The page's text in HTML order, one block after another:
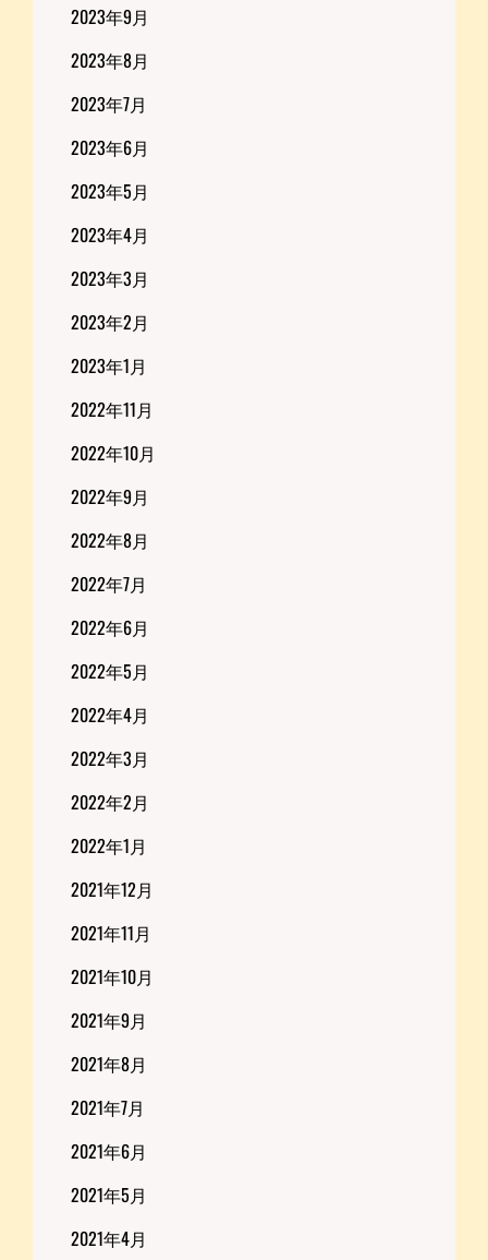
2023年9月
2023年8月
2023年7月
2023年6月
2023年5月
2023年4月
2023年3月
2023年2月
2023年1月
2022年11月
2022年10月
2022年9月
2022年8月
2022年7月
2022年6月
2022年5月
2022年4月
2022年3月
2022年2月
2022年1月
2021年12月
2021年11月
2021年10月
2021年9月
2021年8月
2021年7月
2021年6月
2021年5月
2021年4月